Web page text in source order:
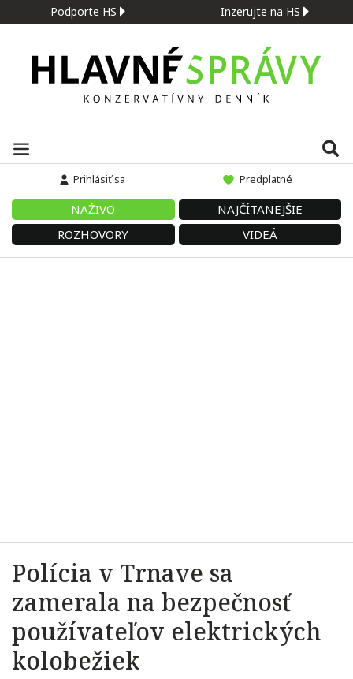
Podporte HS Inzerujte na HS
Prihlásiť sa Predplatné
NAŽIVO
NAJČÍTANEJŠIE
ROZHOVORY
VIDEÁ
Polícia v Trnave sa
zamerala na bezpečnosť
používateľov elektrických
kolobežiek